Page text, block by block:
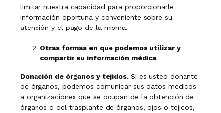
limitar nuestra capacidad para proporcionarle
información oportuna y conveniente sobre su
atención y el pago de la misma.
Otras formas en que podemos utilizar y
compartir su información médica
Donación de órganos y tejidos. Si es usted donante
de órganos, podemos comunicar sus datos médicos
a organizaciones que se ocupan de la obtención de
órganos o del trasplante de órganos, ojos o tejidos,